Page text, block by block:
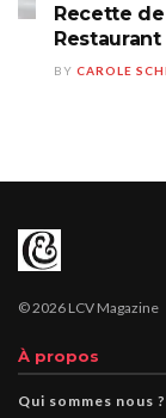
Recette
BY CAROLE
© 2026 LCV Magazine
À propos
Qui sommes nous ?